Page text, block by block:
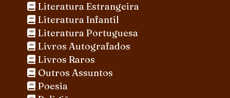
Literatura Estrangeira
Literatura Infantil
Literatura Portuguesa
Livros Autografados
Livros Raros
Outros Assuntos
Poesia